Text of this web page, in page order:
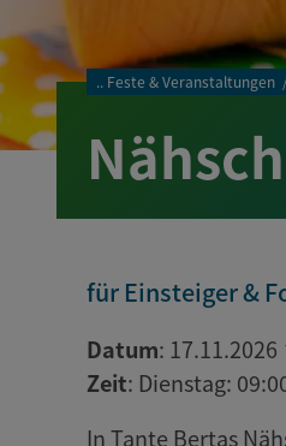
.. Feste & Veranstaltungen
für Einsteiger &
Datum: 17.11.2026
Zeit: Dienstag:
In Tante Bertas